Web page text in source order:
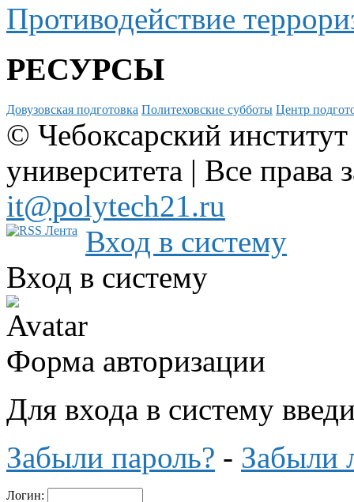
Противодействие
РЕСУРСЫ
Довузовская подготовка Политеховские субботы Центр
© Чебоксарский
университета | Все
it@polytech21.ru
Вход в систему
Вход в систему
Форма авторизации
Для входа в систему
Забыли пароль? - Забыли
Логин: